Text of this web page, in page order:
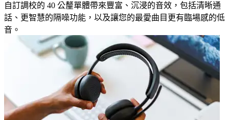
自訂調校的 40 公釐單體帶來豐富、沉浸的音效，包括清晰通
話、更智慧的隔噪功能，以及讓您的最愛曲目更有臨場感的低
音。